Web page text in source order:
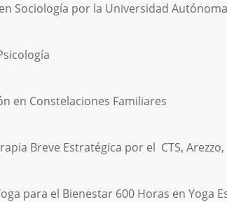
Sociología por la Universidad
en Constelaciones Familiares
Breve Estratégica por el CTS,
para el Bienestar 600 Horas en Yoga